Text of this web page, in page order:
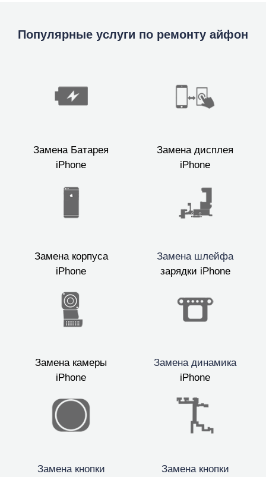
Популярные услуги по ремонту айфон
Замена Батарея
iPhone
Замена дисплея
iPhone
Замена корпуса
iPhone
Замена шлейфа
зарядки iPhone
Замена камеры
iPhone
Замена динамика
iPhone
Замена кнопки
Замена кнопки